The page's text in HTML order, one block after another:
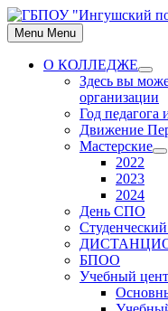
Skip
to
content
Menu Menu
О КОЛЛЕДЖЕ
sub
menu
Здесь вы
организации
Год педагога
Движение
Мастерские
2022
2023
2024
День СПО
БПОО
Учебный